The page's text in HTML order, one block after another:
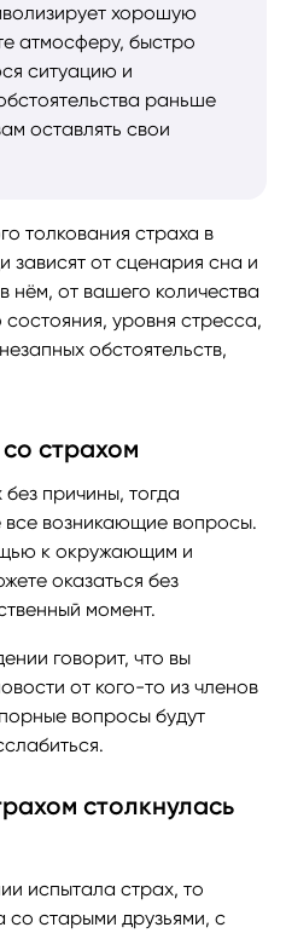
хорошую
атмосферу, быстро
ситуацию и
раньше
оставлять свои
толкования страха в
зависят от сценария сна и
нём, от вашего количества
уровня стресса,
обстоятельств,
страхом
причины, тогда
возникающие вопросы.
к окружающим и
оказаться без
момент.
говорит, что вы
от кого-то из членов
вопросы будут
столкнулась
испытала страх, то
со старыми друзьями, с